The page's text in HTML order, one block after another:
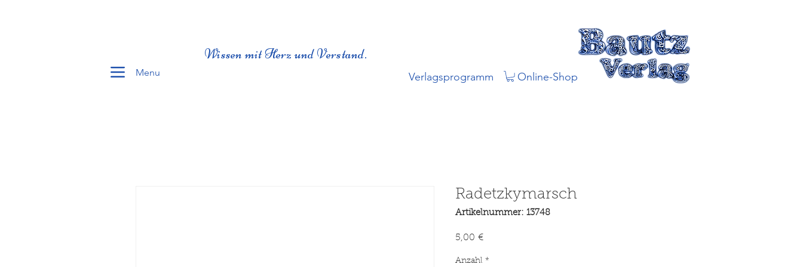
Menu
Wissen mit Herz und Verstand.
Verlagsprogramm Online-Shop
Radetzkymarsch
Artikelnummer: 13748
5,00 €Preis
Anzahl *